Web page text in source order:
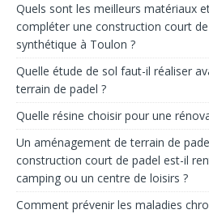
Quels sont les meilleurs matériaux
compléter une construction court
synthétique à Toulon ?
Quelle étude de sol faut-il réaliser
terrain de padel ?
Quelle résine choisir pour une
Un aménagement de terrain de
construction court de padel est-il
camping ou un centre de loisirs ?
Comment prévenir les maladies